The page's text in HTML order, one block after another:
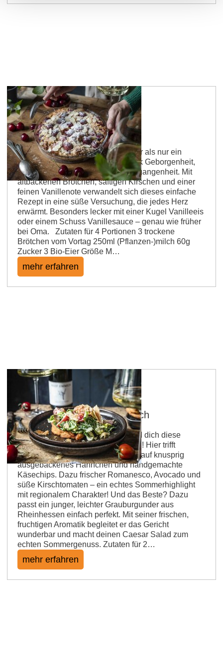
Kirschmichel wie bei Oma
Dieses traditionelle Gericht ist mehr als nur ein
einfaches Dessert – es ist ein Stück Geborgenheit,
ein kulinarischer Gruß aus der Vergangenheit. Mit
altbackenen Brötchen, saftigen Kirschen und einer
feinen Vanillenote verwandelt sich dieses einfache
Rezept in eine süße Versuchung, die jedes Herz
erwärmt. Besonders lecker mit einer Kugel Vanilleeis
oder einem Schuss Vanillesauce – genau wie früher
bei Oma. Zutaten für 4 Portionen 3 trockene
Brötchen vom Vortag 250ml (Pflanzen-)milch 60g
Zucker 3 Bio-Eier Größe M…
mehr erfahren
Caesar Salad uff rhoihessisch
Du liebst Caesar Salad? Dann wird dich diese
rheinhessische Variante begeistern! Hier trifft
cremiges Senf-Schmand-Dressing auf knusprig
ausgebackenes Hähnchen und handgemachte
Käsechips. Dazu frischer Romanesco, Avocado und
süße Kirschtomaten – ein echtes Sommerhighlight
mit regionalem Charakter! Und das Beste? Dazu
passt ein junger, leichter Grauburgunder aus
Rheinhessen einfach perfekt. Mit seiner frischen,
fruchtigen Aromatik begleitet er das Gericht
wunderbar und macht deinen Caesar Salad zum
echten Sommergenuss. Zutaten für 2…
mehr erfahren